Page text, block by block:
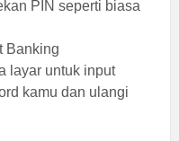
PIN seperti biasa
Banking
layar untuk input
kamu dan ulangi